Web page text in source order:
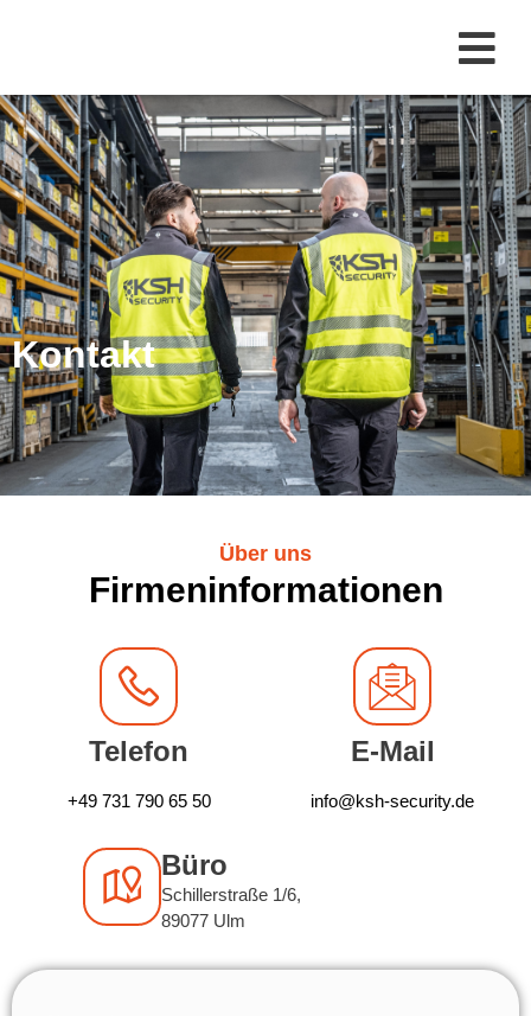
Kontakt
Über uns
Firmeninformationen
Telefon
+49 731 790 65 50
E-Mail
info@ksh-security.de
Büro
Schillerstraße 1/6,
89077 Ulm